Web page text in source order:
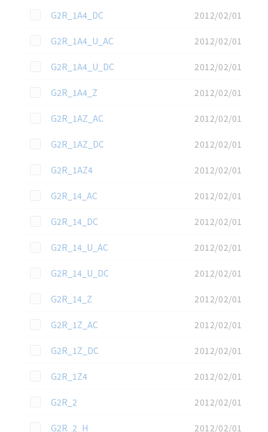
この資料を選択
G2R_1A4_DC
2012/02/01
この資料を選択
G2R_1A4_U_AC
2012/02/01
この資料を選択
G2R_1A4_U_DC
2012/02/01
この資料を選択
G2R_1A4_Z
2012/02/01
この資料を選択
G2R_1AZ_AC
2012/02/01
この資料を選択
G2R_1AZ_DC
2012/02/01
この資料を選択
G2R_1AZ4
2012/02/01
この資料を選択
G2R_14_AC
2012/02/01
この資料を選択
G2R_14_DC
2012/02/01
この資料を選択
G2R_14_U_AC
2012/02/01
この資料を選択
G2R_14_U_DC
2012/02/01
この資料を選択
G2R_14_Z
2012/02/01
この資料を選択
G2R_1Z_AC
2012/02/01
この資料を選択
G2R_1Z_DC
2012/02/01
この資料を選択
G2R_1Z4
2012/02/01
この資料を選択
G2R_2
2012/02/01
この資料を選択
G2R_2_H
2012/02/01